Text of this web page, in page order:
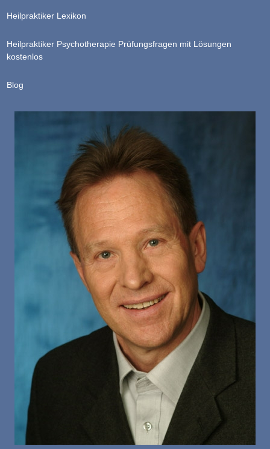
Heilpraktiker Lexikon
Heilpraktiker Psychotherapie Prüfungsfragen mit Lösungen
kostenlos
Blog